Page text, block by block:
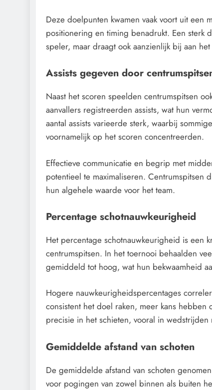
Deze doelpunten kwamen vaak voort uit een
positionering en timing benadrukt. Een sterk
speler, maar draagt ook aanzienlijk bij aan
Assists gegeven door
Naast het scoren speelden centrumspitsen
aanvallers registreerden assists, wat hun
aantal assists varieerde sterk, waarbij
voornamelijk op het scoren concentreerden.
Effectieve communicatie en begrip met
potentieel te maximaliseren. Centrumspitsen
hun algehele waarde voor het team.
Percentage schotnauwkeurigheid
Het percentage schotnauwkeurigheid is een
centrumspitsen. In het toernooi behaalden
gemiddeld tot hoog, wat hun bekwaamheid
Hogere nauwkeurigheidspercentages
consistent het doel raken, meer kans
precisie in het schieten, vooral in wedstrijden
Gemiddelde afstand van schoten
De gemiddelde afstand van schoten
voor pogingen van zowel binnen als buiten